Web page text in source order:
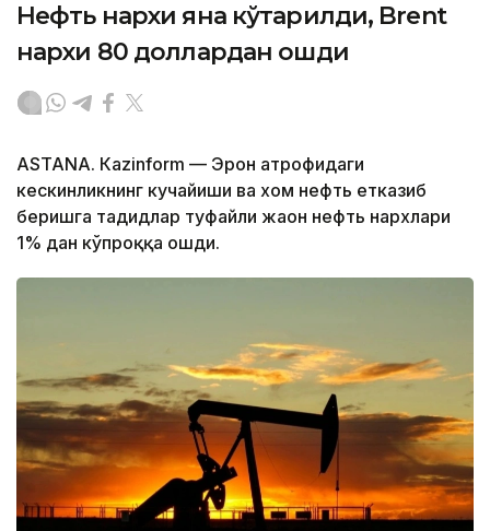
Нефть нархи яна кўтарилди, Brent
нархи 80 доллардан ошди
ASTANА. Кazinform — Эрон атрофидаги
кескинликнинг кучайиши ва хом нефть етказиб
беришга таҳдидлар туфайли жаҳон нефть нархлари
1% дан кўпроққа ошди.